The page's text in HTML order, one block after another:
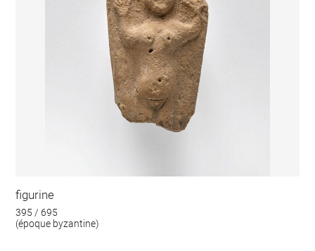
figurine
395 / 695
(époque byzantine)